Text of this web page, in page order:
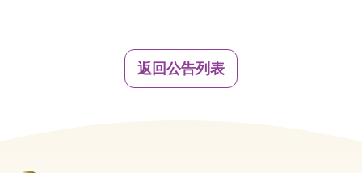
返回公告列表